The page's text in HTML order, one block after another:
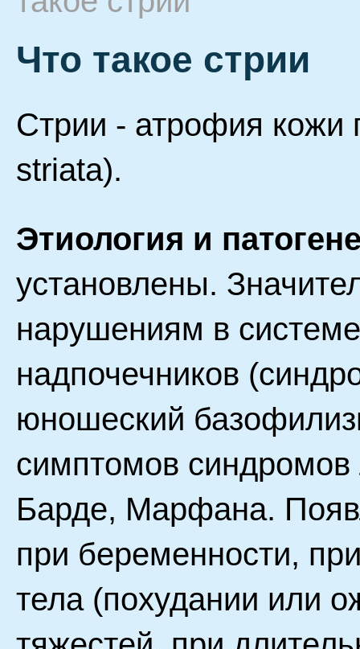
Что такое стрии
Стрии - атрофия кожи
striata).
Этиология и
установлены.
нарушениям в
надпочечников
юношеский
симптомов
Барде, Марфана.
при беременности,
тела (похудании или